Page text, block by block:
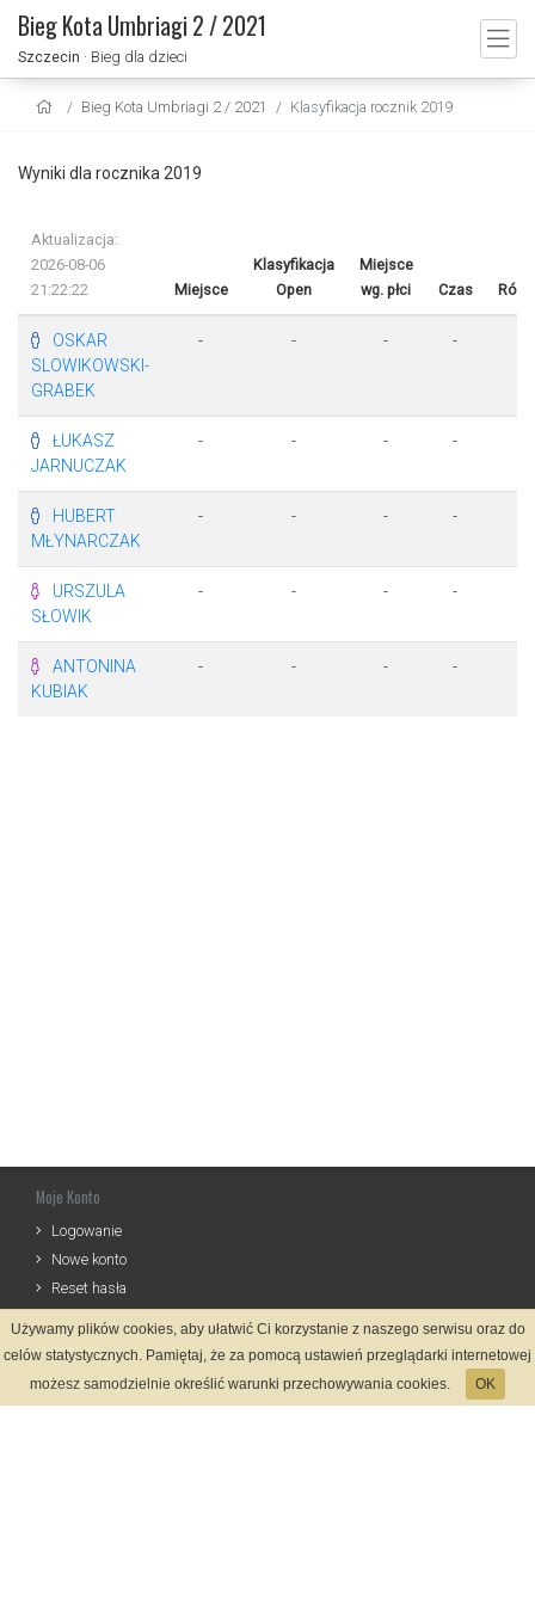
Bieg Kota Umbriagi 2 / 2021
Szczecin · Bieg dla dzieci
Bieg Kota Umbriagi 2 / 2021 Klasyfikacja rocznik 2019
Wyniki dla rocznika 2019
Aktualizacja:
2026-08-06
21:22:22
Miejsce
Klasyfikacja
Open
Miejsce
wg. płci
Czas
OSKAR
SLOWIKOWSKI-
GRABEK
- - - -
ŁUKASZ
JARNUCZAK
- - - -
HUBERT
MŁYNARCZAK
- - - -
URSZULA
SŁOWIK
- - - -
ANTONINA
KUBIAK
- - - -
Moje Konto
Logowanie
Nowe konto
Reset hasła
Informacje
Zasady Rejestracji
Używamy plików cookies, aby ułatwić Ci korzystanie z naszego serwisu oraz do
celów statystycznych. Pamiętaj, że za pomocą ustawień przeglądarki internetowej
możesz samodzielnie określić warunki przechowywania cookies.
OK